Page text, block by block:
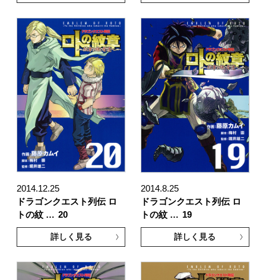
2014.12.25
ドラゴンクエスト列伝 ロ
トの紋 … 20
詳しく見る
2014.8.25
ドラゴンクエスト列伝 ロ
トの紋 … 19
詳しく見る